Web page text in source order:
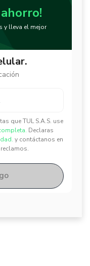
ahorro!
y lleva el mejor
que TUL S.A.S. use
Declaras
y contáctanos en
✕
✕